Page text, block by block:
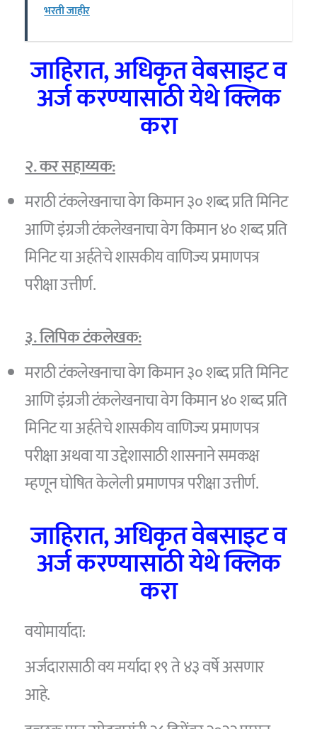
भरती जाहीर
जाहिरात, अधिकृत वेबसाइट व
अर्ज करण्यासाठी येथे क्लिक
करा
२. कर सहाय्यक:
मराठी टंकलेखनाचा वेग किमान ३० शब्द प्रति मिनिट
आणि इंग्रजी टंकलेखनाचा वेग किमान ४० शब्द प्रति
मिनिट या अर्हतेचे शासकीय वाणिज्य प्रमाणपत्र
परीक्षा उत्तीर्ण.
३. लिपिक टंकलेखक:
मराठी टंकलेखनाचा वेग किमान ३० शब्द प्रति मिनिट
आणि इंग्रजी टंकलेखनाचा वेग किमान ४० शब्द प्रति
मिनिट या अर्हतेचे शासकीय वाणिज्य प्रमाणपत्र
परीक्षा अथवा या उद्देशासाठी शासनाने समकक्ष
म्हणून घोषित केलेली प्रमाणपत्र परीक्षा उत्तीर्ण.
जाहिरात, अधिकृत वेबसाइट व
अर्ज करण्यासाठी येथे क्लिक
करा
वयोमार्यादा:
अर्जदारासाठी वय मर्यादा १९ ते ४३ वर्षे असणार
आहे.